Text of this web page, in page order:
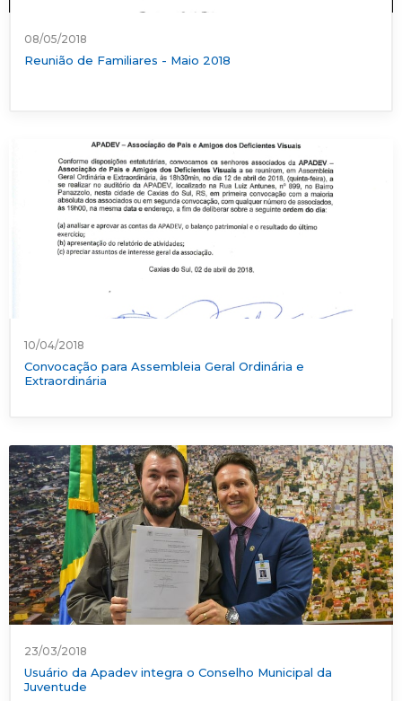
08/05/2018
Reunião de Familiares - Maio 2018
10/04/2018
Convocação para Assembleia Geral Ordinária e
Extraordinária
23/03/2018
Usuário da Apadev integra o Conselho Municipal da
Juventude